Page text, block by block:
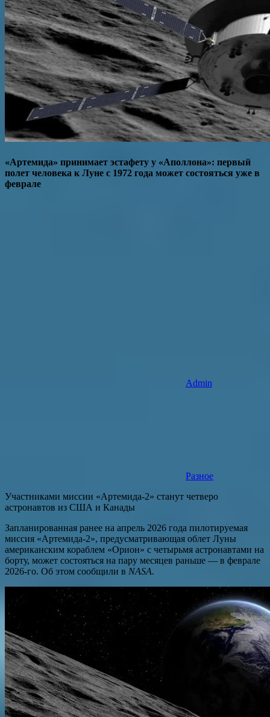
«Артемида» принимает эстафету у «Аполлона»: первый
полет человека к Луне с 1972 года может состояться уже в
феврале
Admin
Разное
Участниками миссии «Артемида-2» станут четверо
астронавтов из США и Канады
Запланированная ранее на апрель 2026 года пилотируемая
миссия «Артемида-2», предусматривающая облет Луны
американским кораблем «Орион» с четырьмя астронавтами на
борту, может состояться на пару месяцев раньше — в феврале
2026-го. Об этом сообщили в NASA.